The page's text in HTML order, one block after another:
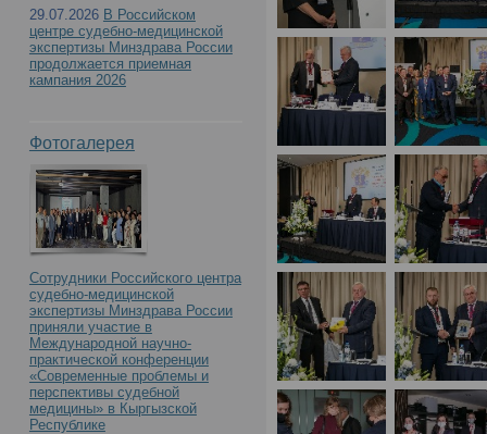
Российского центра
экспертизы. К 90-
образования»(День1)
29.07.2026 В Российском
центре судебно-медицинской
экспертизы Минздрава России
продолжается приемная
кампания 2026
Фотогалерея
Сотрудники Российского центра
судебно-медицинской
экспертизы Минздрава России
приняли участие в
Международной научно-
практической конференции
«Современные проблемы и
перспективы судебной
медицины» в Кыргызской
Республике